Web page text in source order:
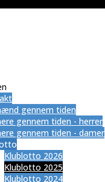
gennem tiden
gennem tiden - herrer
gennem tiden - damer
Klublotto 2026
Klublotto 2025
Klublotto 2024